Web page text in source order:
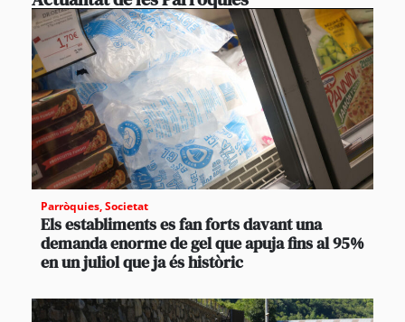
Parròquies,Societat
Els establiments es fan forts davant una
demanda enorme de gel que apuja fins al 95%
en un juliol que ja és històric